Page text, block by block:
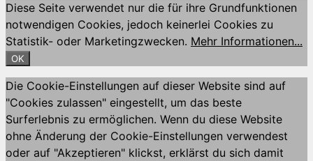
Diese Seite verwendet nur die für ihre Grundfunktionen
notwendigen Cookies, jedoch keinerlei Cookies zu
Statistik- oder Marketingzwecken. Mehr Informationen...
OK
Die Cookie-Einstellungen auf dieser Website sind auf
"Cookies zulassen" eingestellt, um das beste
Surferlebnis zu ermöglichen. Wenn du diese Website
ohne Änderung der Cookie-Einstellungen verwendest
oder auf "Akzeptieren" klickst, erklärst du sich damit